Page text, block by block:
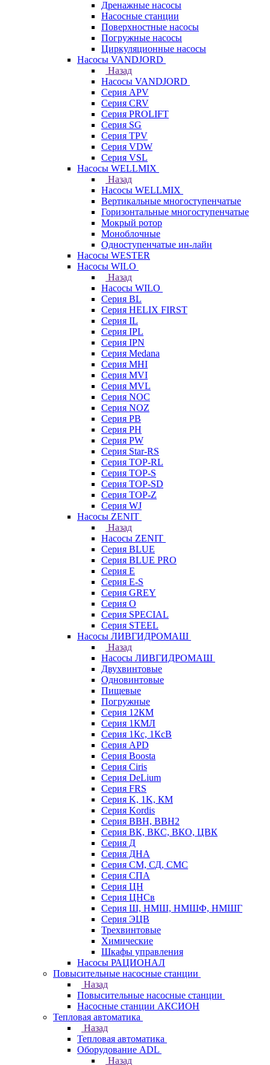
Дренажные насосы
Насосные станции
Поверхностные насосы
Погружные насосы
Циркуляционные насосы
Насосы VANDJORD
Назад
Насосы VANDJORD
Серия APV
Серия CRV
Серия PROLIFT
Серия SG
Серия TPV
Серия VDW
Серия VSL
Насосы WELLMIX
Назад
Насосы WELLMIX
Вертикальные многоступенчатые
Горизонтальные многоступенчатые
Мокрый ротор
Моноблочные
Одноступенчатые ин-лайн
Насосы WESTER
Насосы WILO
Назад
Насосы WILO
Серия BL
Серия HELIX FIRST
Серия IL
Серия IPL
Серия IPN
Серия Medana
Серия MHI
Серия MVI
Серия MVL
Серия NOC
Серия NOZ
Серия PB
Серия PH
Серия PW
Серия Star-RS
Серия TOP-RL
Серия TOP-S
Серия TOP-SD
Серия TOP-Z
Серия WJ
Насосы ZENIT
Назад
Насосы ZENIT
Серия BLUE
Серия BLUE PRO
Серия E
Серия E-S
Серия GREY
Серия O
Серия SPECIAL
Серия STEEL
Насосы ЛИВГИДРОМАШ
Назад
Насосы ЛИВГИДРОМАШ
Двухвинтовые
Одновинтовые
Пищевые
Погружные
Серия 12КМ
Серия 1КМЛ
Серия 1Кс, 1КсВ
Серия APD
Серия Boosta
Серия Ciris
Серия DeLium
Серия FRS
Серия K, 1K, КМ
Серия Kordis
Серия ВВН, ВВН2
Серия ВК, ВКС, ВКО, ЦВК
Серия Д
Серия ДНА
Серия СМ, СД, СМС
Серия СПА
Серия ЦН
Серия ЦНСв
Серия Ш, НМШ, НМШФ, НМШГ
Серия ЭЦВ
Трехвинтовые
Химические
Шкафы управления
Насосы РАЦИОНАЛ
Повысительные насосные станции
Назад
Повысительные насосные станции
Насосные станции АКСИОН
Тепловая автоматика
Назад
Тепловая автоматика
Оборудование ADL
Назад